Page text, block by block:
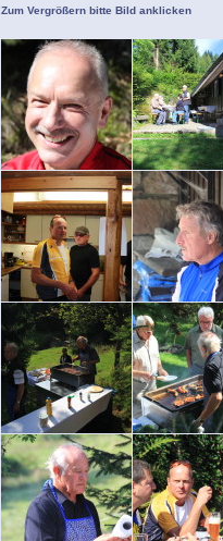
Zum Vergrößern bitte Bild anklicken